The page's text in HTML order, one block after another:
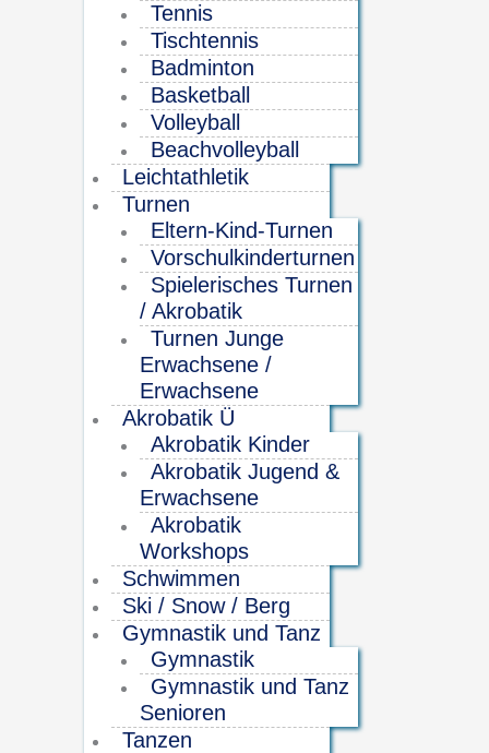
Tennis
Tischtennis
Badminton
Basketball
Volleyball
Beachvolleyball
Leichtathletik
Turnen
Eltern-Kind-Turnen
Vorschulkinderturnen
Spielerisches Turnen
/ Akrobatik
Turnen Junge
Erwachsene /
Erwachsene
Akrobatik Ü
Akrobatik Kinder
Akrobatik Jugend &
Erwachsene
Akrobatik
Workshops
Schwimmen
Ski / Snow / Berg
Gymnastik und Tanz
Gymnastik
Gymnastik und Tanz
Senioren
Tanzen